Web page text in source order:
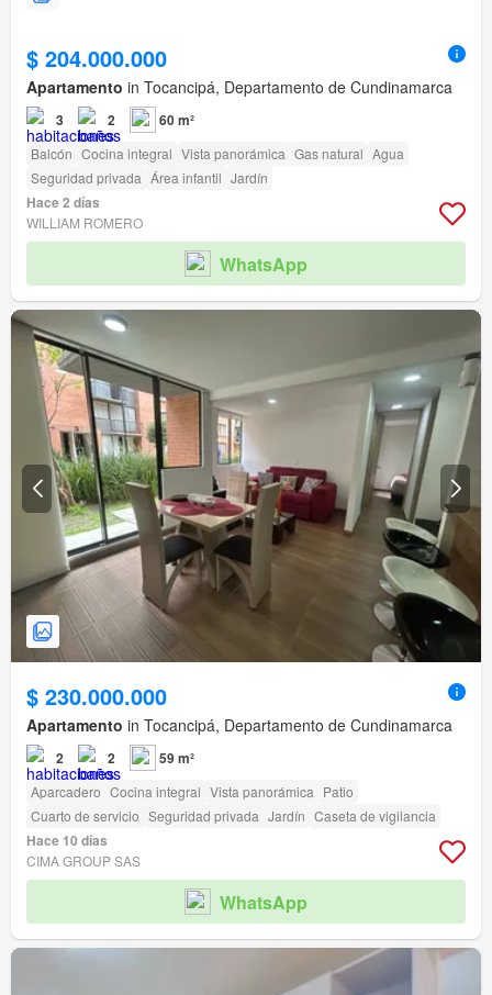
$ 204.000.000
Apartamento in Tocancipá, Departamento de Cundinamarca
3 2 60 m²
Balcón Cocina integral Vista panorámica Gas natural Agua
Seguridad privada Área infantil Jardín
Hace 2 días
WILLIAM ROMERO
WhatsApp
$ 230.000.000
Apartamento in Tocancipá, Departamento de Cundinamarca
2 2 59 m²
Aparcadero Cocina integral Vista panorámica Patio
Cuarto de servicio Seguridad privada Jardín Caseta de vigilancia
Hace 10 días
CIMA GROUP SAS
WhatsApp